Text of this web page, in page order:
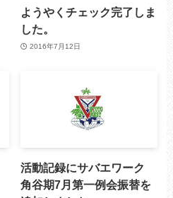
ようやくチェック完了しま
した。
2016年7月12日
活動記録にサバエワーク
角谷期7月第一例会振替を